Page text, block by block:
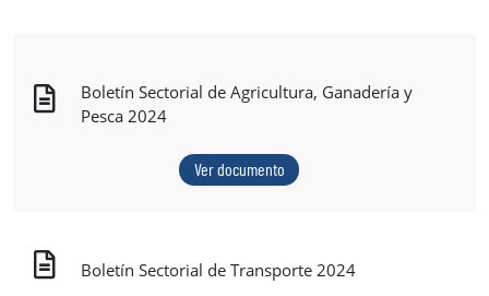
Boletín Sectorial de Agricultura, Ganadería y
Pesca 2024
Ver documento
Boletín Sectorial de Transporte 2024